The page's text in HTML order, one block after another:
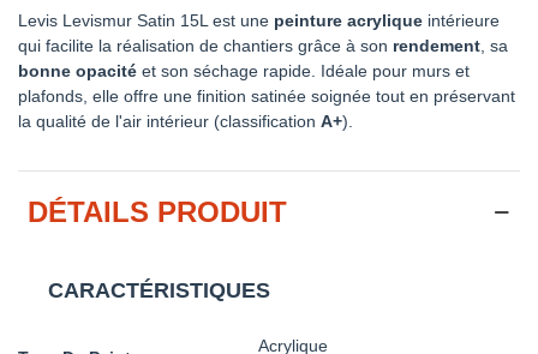
Levis Levismur Satin 15L est une peinture acrylique intérieure
qui facilite la réalisation de chantiers grâce à son rendement , sa
bonne opacité et son séchage rapide. Idéale pour murs et
plafonds, elle offre une finition satinée soignée tout en préservant
la qualité de l'air intérieur (classification A+).
DÉTAILS PRODUIT
CARACTÉRISTIQUES
Acrylique